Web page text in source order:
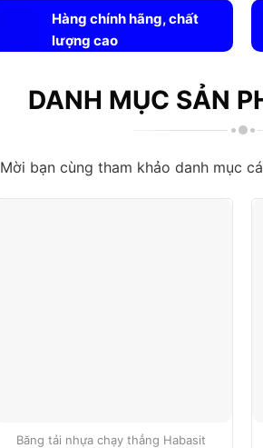
Hàng chính hãng, chất
lượng cao
DANH MỤC SẢN
Mời bạn cùng tham khảo danh mục
Băng tải nhựa chạy thẳng Habasit